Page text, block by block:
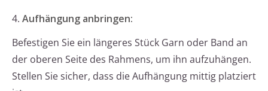
4. Aufhängung anbringen:
Befestigen Sie ein längeres Stück Garn oder Band an
der oberen Seite des Rahmens, um ihn aufzuhängen.
Stellen Sie sicher, dass die Aufhängung mittig platziert